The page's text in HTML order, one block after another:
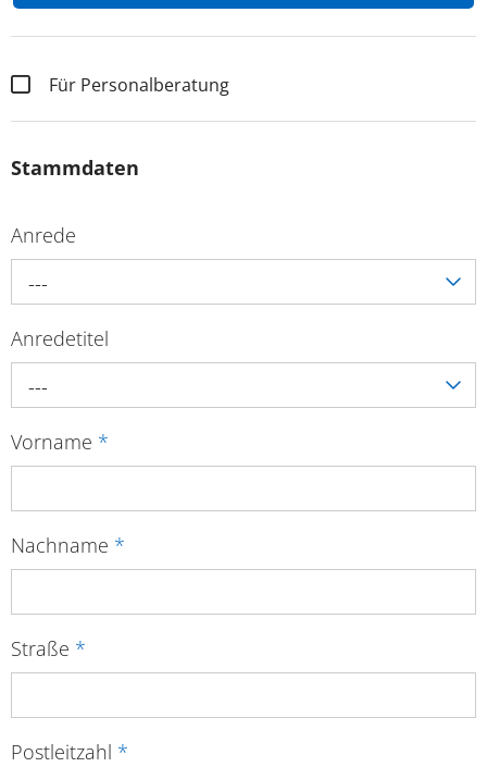
Für Personalberatung
Stammdaten
Anrede
---
Anredetitel
---
Vorname *
Nachname *
Straße *
Postleitzahl *